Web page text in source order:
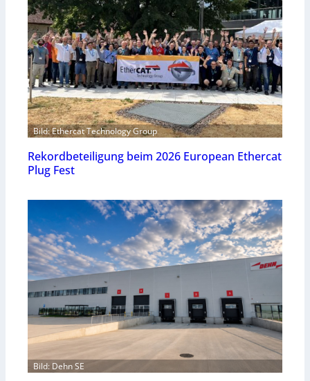
Bild: Ethercat Technology Group
Rekordbeteiligung beim 2026 European Ethercat
Plug Fest
Bild: Dehn SE